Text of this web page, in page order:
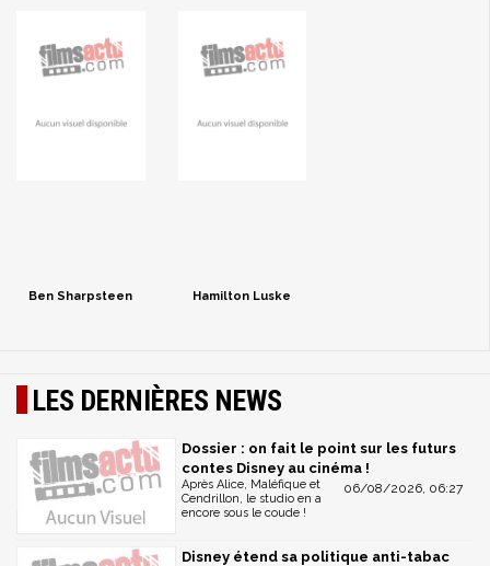
Ben Sharpsteen Hamilton Luske
LES DERNIÈRES NEWS
Dossier : on fait le point sur les futurs
contes Disney au cinéma !
06/08/2026, 06:27
Après Alice, Maléfique et
Cendrillon, le studio en a
encore sous le coude !
Disney étend sa politique anti-tabac